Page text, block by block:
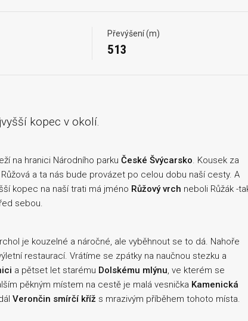
Převýšení (m)
513
kopec v okolí.
na hranici Národního parku České Švýcarsko. Kousek za
a ta nás bude provázet po celou dobu naší cesty. A
kopec na naší trati má jméno Růžový vrch neboli Růžák -
sebou.
je kouzelné a náročné, ale vyběhnout se to dá. Nahoře
restaurací. Vrátíme se zpátky na naučnou stezku a
a pětset let starému Dolskému mlýnu, ve kterém se
pěkným místem na cestě je malá vesnička Kamenická
Verončin smírčí kříž s mrazivým příběhem tohoto místa.